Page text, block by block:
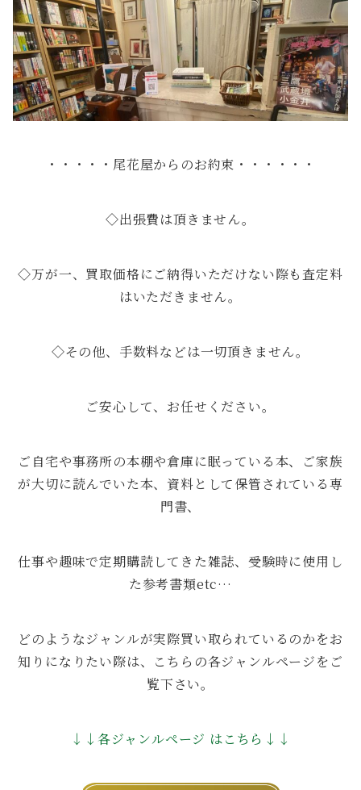
・・・・・尾花屋からのお約束・・・・・・
◇出張費は頂きません。
◇万が一、買取価格にご納得いただけない際も査定料
はいただきません。
◇その他、手数料などは一切頂きません。
ご安心して、お任せください。
ご自宅や事務所の本棚や倉庫に眠っている本、ご家族
が大切に読んでいた本、資料として保管されている専
門書、
仕事や趣味で定期購読してきた雑誌、受験時に使用し
た参考書類etc…
どのようなジャンルが実際買い取られているのかをお
知りになりたい際は、こちらの各ジャンルページをご
覧下さい。
↓↓各ジャンルページ はこちら↓↓